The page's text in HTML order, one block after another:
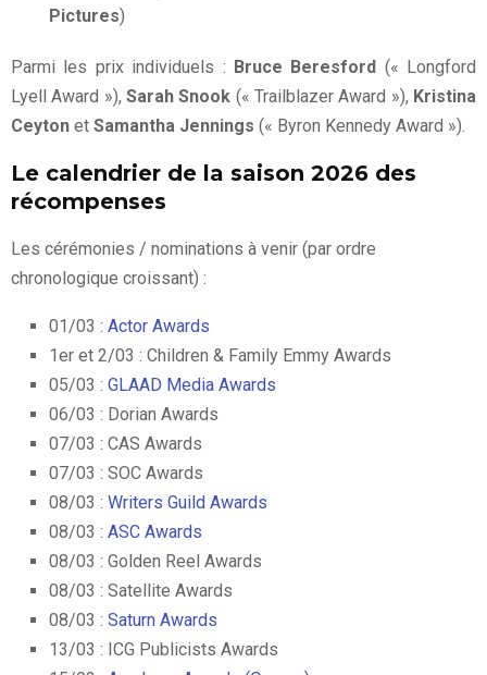
Pictures)
Parmi les prix individuels : Bruce Beresford (« Longford
Lyell Award »), Sarah Snook (« Trailblazer Award »), Kristina
Ceyton et Samantha Jennings (« Byron Kennedy Award »).
Le calendrier de la saison 2026 des
récompenses
Les cérémonies / nominations à venir (par ordre
chronologique croissant) :
01/03 : Actor Awards
1er et 2/03 : Children & Family Emmy Awards
05/03 : GLAAD Media Awards
06/03 : Dorian Awards
07/03 : CAS Awards
07/03 : SOC Awards
08/03 : Writers Guild Awards
08/03 : ASC Awards
08/03 : Golden Reel Awards
08/03 : Satellite Awards
08/03 : Saturn Awards
13/03 : ICG Publicists Awards